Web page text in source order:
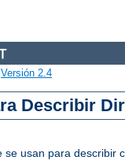
Versión 2.4
Describir
se usan para describir